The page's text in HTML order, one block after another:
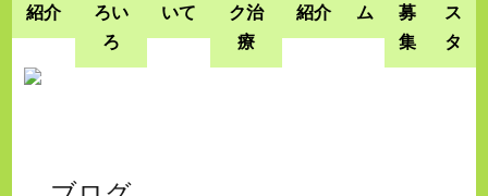
紹介
ろい
ろ
いて
ク治
療
紹介
ム
募
集
ス
タ